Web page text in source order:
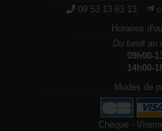
09 53 13 63 13
Horaires
Du lundi au
09h00-
14h00-
Modes de
Chèque -